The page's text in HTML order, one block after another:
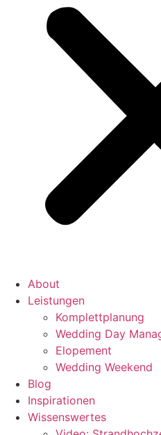
About
Leistungen
Komplettplanung
Wedding Day
Elopement
Wedding Weekend
Blog
Inspirationen
Wissenswertes